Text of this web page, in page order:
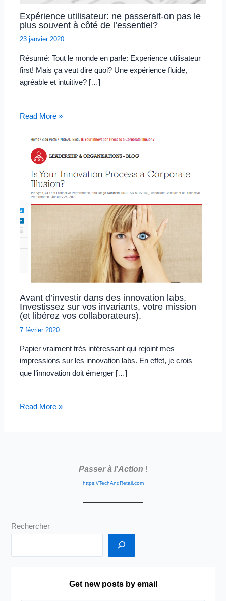
Expérience utilisateur: ne passerait-on pas le
plus souvent à côté de l’essentiel?
23 janvier 2020
Résumé: Tout le monde en parle: Experience utilisateur
first! Mais ça veut dire quoi? Une expérience fluide,
agréable et intuitive? […]
Read More »
Avant d’investir dans des innovation labs,
Investissez sur vos invariants, votre mission
(et libérez vos collaborateurs).
7 février 2020
Papier vraiment très intéressant qui rejoint mes
impressions sur les innovation labs. En effet, je crois
que l’innovation doit émerger […]
Read More »
Passer à l'Action !
https://TechAndRetail.com
Rechercher
Get new posts by email